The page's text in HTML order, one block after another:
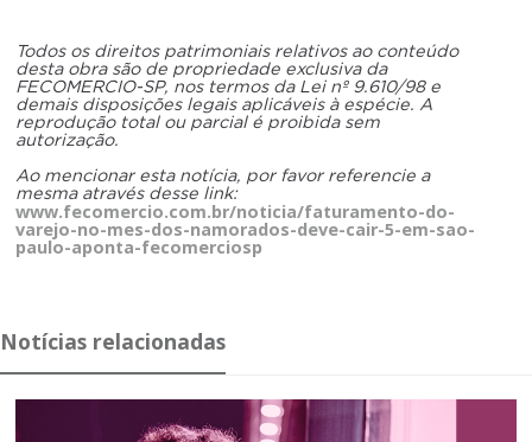
Todos os direitos patrimoniais relativos ao conteúdo
desta obra são de propriedade exclusiva da
FECOMERCIO-SP, nos termos da Lei nº 9.610/98 e
demais disposições legais aplicáveis à espécie. A
reprodução total ou parcial é proibida sem
autorização.
Ao mencionar esta notícia, por favor referencie a
mesma através desse link:
www.fecomercio.com.br/noticia/faturamento-do-
varejo-no-mes-dos-namorados-deve-cair-5-em-sao-
paulo-aponta-fecomerciosp
Notícias relacionadas